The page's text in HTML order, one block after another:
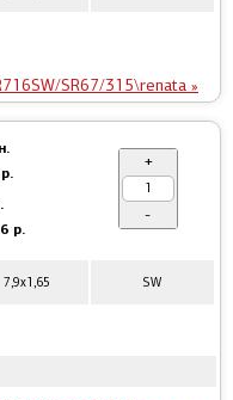
SR67/315\renata »
7,9x1,65 SW
р.
+
-